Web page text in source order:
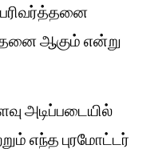
ஆகும் என்று
அடிப்படையில்
எந்த புரமோட்டர்